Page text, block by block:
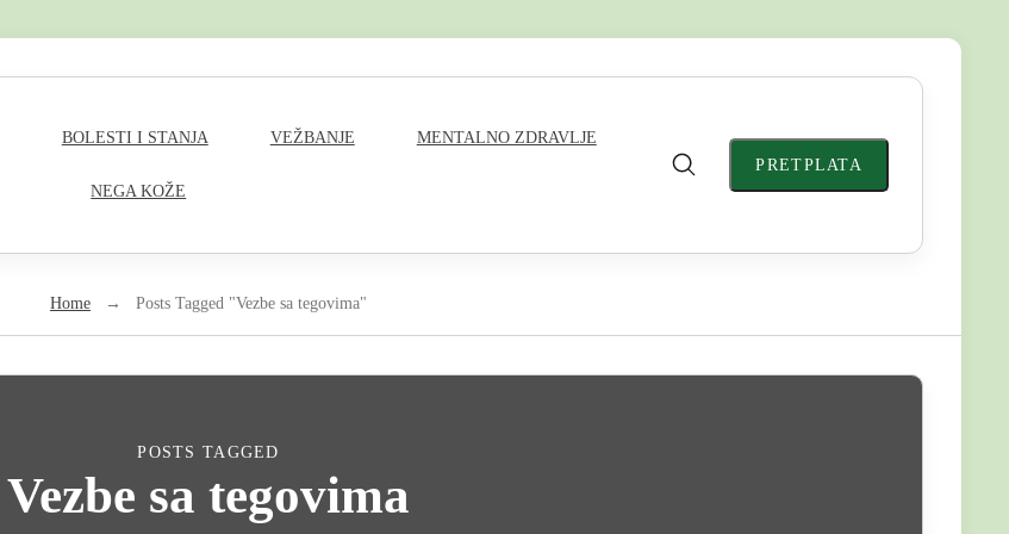
M
a
N
a
i
BOLESTI I STANJA VEŽBANJE MENTALNO ZDRAVLJE
NEGA KOŽE
PRETPLATA
Home → Posts Tagged "Vezbe sa tegovima"
POSTS TAGGED
Vezbe sa tegovima